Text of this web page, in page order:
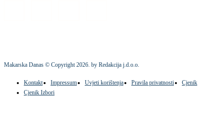
Makarska Danas © Copyright2026. by Redakcija j.d.o.o.
Kontakt Impressum Uvjeti korištenja Pravila privatnosti
Cjenik
Cjenik Izbori